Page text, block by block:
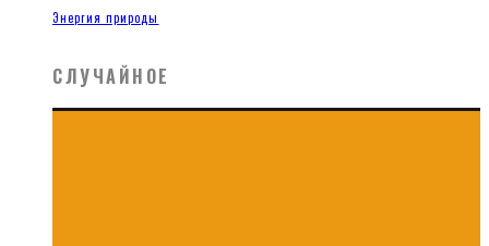
Энергия природы
СЛУЧАЙНОЕ